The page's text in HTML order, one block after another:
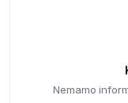
Nemamo